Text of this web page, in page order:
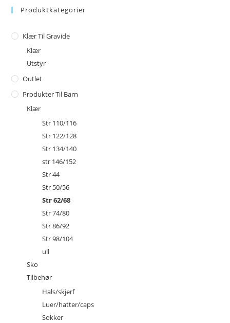
Produktkategorier
Klær Til Gravide
Klær
Utstyr
Outlet
Produkter Til Barn
Klær
Str 110/116
Str 122/128
Str 134/140
str 146/152
Str 44
Str 50/56
Str 62/68
Str 74/80
Str 86/92
Str 98/104
ull
Sko
Tilbehør
Hals/skjerf
Luer/hatter/caps
Sokker